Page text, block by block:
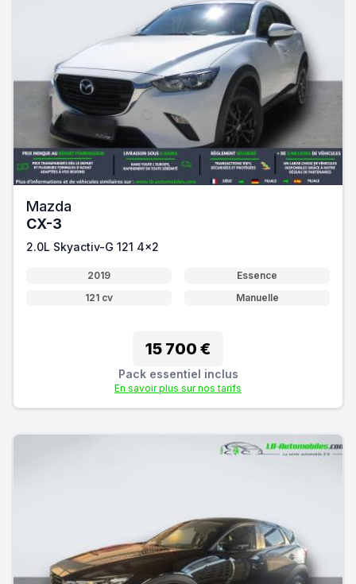
Mazda
CX-3
2.0L Skyactiv-G 121 4x2
2019
Essence
121 cv
Manuelle
15 700 €
Pack essentiel inclus
En savoir plus sur nos tarifs